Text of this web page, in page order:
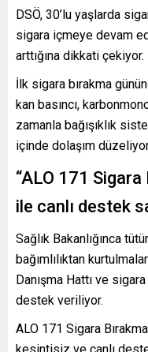
DSÖ, 30’lu yaşlarda
sigara içmeye devam
arttığına dikkati çekiyor.
İlk sigara bırakma
kan basıncı,
zamanla bağışıklık
içinde dolaşım
“ALO 171 Sigara
ile canlı destek
Sağlık Bakanlığınca
bağımlılıktan
Danışma Hattı ve
destek veriliyor.
ALO 171 Sigara
kesintisiz ve canlı